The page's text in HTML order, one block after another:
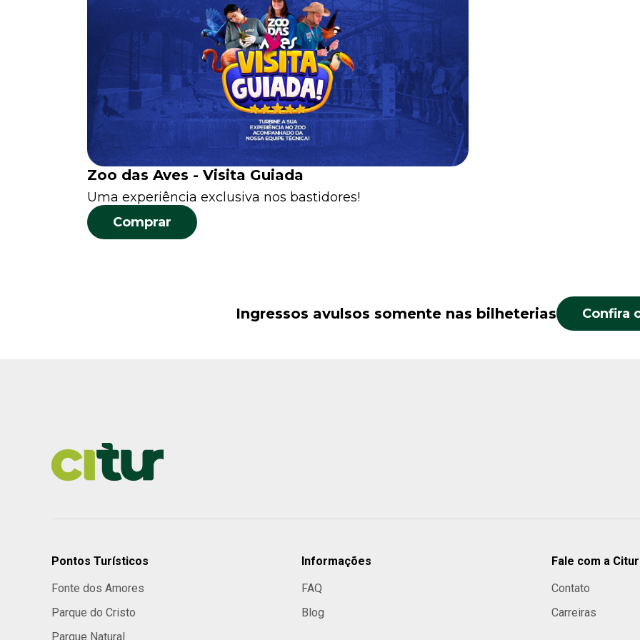
Zoo das Aves - Visita Guiada
Uma experiência exclusiva nos bastidores!
Comprar
Ingressos avulsos somente nas bilheterias Confira
Pontos Turísticos
Fonte dos Amores
Parque do Cristo
Parque Natural
Informações
FAQ
Blog
Fale com a Citur
Contato
Carreiras